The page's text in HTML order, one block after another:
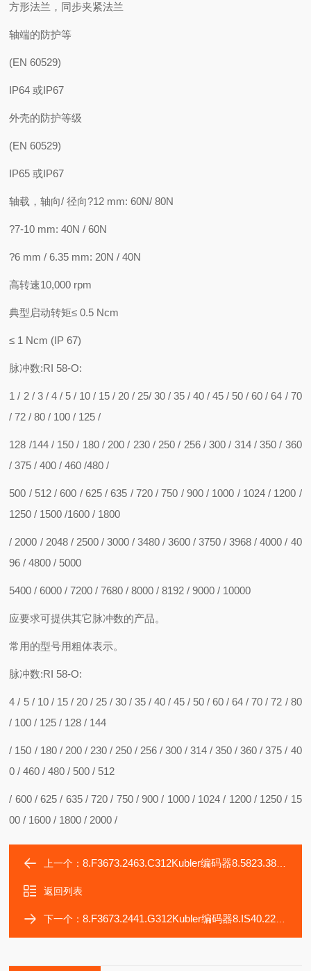
方形法兰，同步夹紧法兰
轴端的防护等
(EN 60529)
IP64 或IP67
外壳的防护等级
(EN 60529)
IP65 或IP67
轴载，轴向/ 径向?12 mm: 60N/ 80N
?7-10 mm: 40N / 60N
?6 mm / 6.35 mm: 20N / 40N
高转速10,000 rpm
典型启动转矩≤ 0.5 Ncm
≤ 1 Ncm (IP 67)
脉冲数:RI 58-O:
1 / 2 / 3 / 4 / 5 / 10 / 15 / 20 / 25/ 30 / 35 / 40 / 45 / 50 / 60 / 64 / 70
/ 72 / 80 / 100 / 125 /
128 /144 / 150 / 180 / 200 / 230 / 250 / 256 / 300 / 314 / 350 / 360
/ 375 / 400 / 460 /480 /
500 / 512 / 600 / 625 / 635 / 720 / 750 / 900 / 1000 / 1024 / 1200 /
1250 / 1500 /1600 / 1800
/ 2000 / 2048 / 2500 / 3000 / 3480 / 3600 / 3750 / 3968 / 4000 / 40
96 / 4800 / 5000
5400 / 6000 / 7200 / 7680 / 8000 / 8192 / 9000 / 10000
应要求可提供其它脉冲数的产品。
常用的型号用粗体表示。
脉冲数:RI 58-O:
4 / 5 / 10 / 15 / 20 / 25 / 30 / 35 / 40 / 45 / 50 / 60 / 64 / 70 / 72 / 80
/ 100 / 125 / 128 / 144
/ 150 / 180 / 200 / 230 / 250 / 256 / 300 / 314 / 350 / 360 / 375 / 40
0 / 460 / 480 / 500 / 512
/ 600 / 625 / 635 / 720 / 750 / 900 / 1000 / 1024 / 1200 / 1250 / 15
00 / 1600 / 1800 / 2000 /
上一个：8.F3673.2463.C312Kubler编码器8.5823.3831.1024
返回列表
下一个：8.F3673.2441.G312Kubler编码器8.IS40.22121